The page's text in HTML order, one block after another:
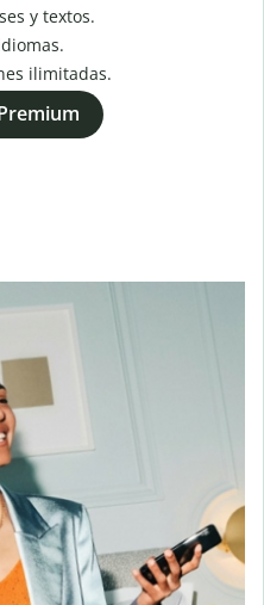
y textos.
ilimitadas.